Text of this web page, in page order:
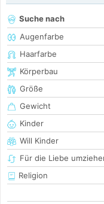
Suche nach
Augenfarbe
Haarfarbe
Körperbau
Größe
Gewicht
Kinder
Will Kinder
Für die Liebe
Religion